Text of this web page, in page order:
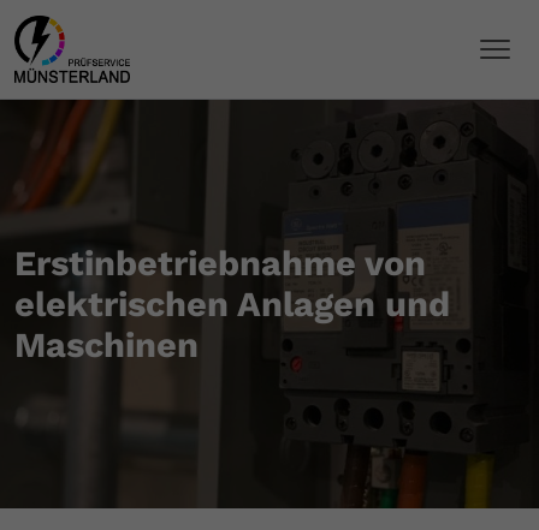
Erstinbetriebnahme von
elektrischen Anlagen und
Maschinen